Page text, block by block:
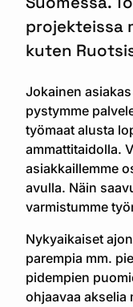
projekteissa
kuten
Jokainen
pystymme
työmaat alusta
ammattitaidolla.
asiakkaillemme
avulla. Näin
varmistumme
Nykyaikaiset
parempia mm.
pidempien
ohjaavaa akselia